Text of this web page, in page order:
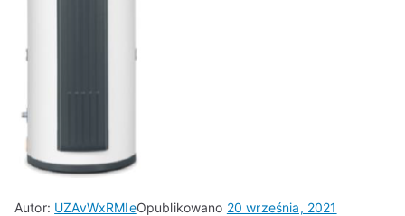
Autor: UZAvWxRMIeOpublikowano 20 września, 2021